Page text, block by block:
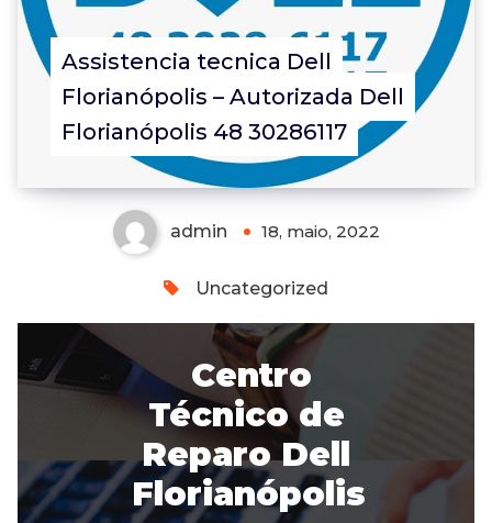
Assistencia tecnica Dell
Florianópolis – Autorizada Dell
Florianópolis 48 30286117
admin 18, maio, 2022
Uncategorized
Centro
Técnico de
Reparo Dell
Florianópolis